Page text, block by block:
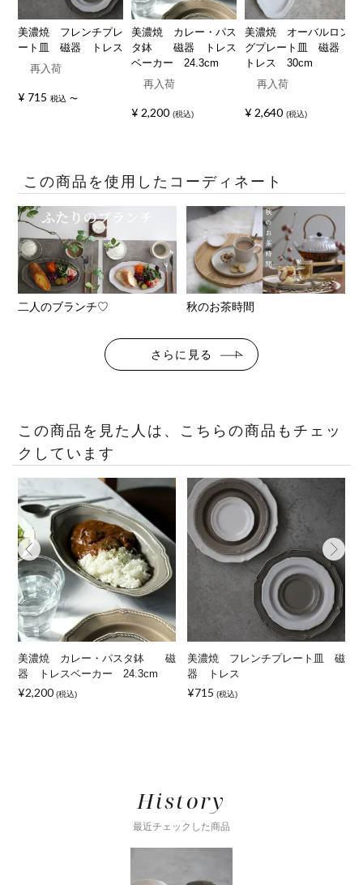
美濃焼 フレンチプレ
ート皿 磁器 トレス
再入荷
¥ 715 税込 〜
美濃焼 カレー・パス
タ鉢 磁器 トレス
ベーカー 24.3cm
再入荷
¥ 2,200 税込
美濃焼 オーバルロン
グプレート皿 磁器
トレス 30cm
再入荷
¥ 2,640 税込
この商品を使用したコーディネート
二人のブランチ♡ 秋のお茶時間
さらに見る
この商品を見た人は、こちらの商品もチェッ
クしています
美濃焼 カレー・パスタ鉢 磁
器 トレスベーカー 24.3cm
¥2,200 (税込)
美濃焼 フレンチプレート皿 磁
器 トレス
¥715 (税込)
History
最近チェックした商品